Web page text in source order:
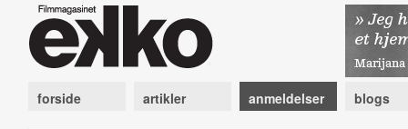
forside artikler anmeldelser blogs